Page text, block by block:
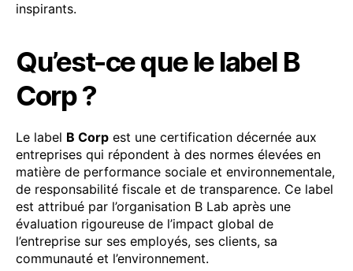
inspirants.
Qu’est-ce que le label B
Corp ?
Le label B Corp est une certification décernée aux
entreprises qui répondent à des normes élevées en
matière de performance sociale et environnementale,
de responsabilité fiscale et de transparence. Ce label
est attribué par l’organisation B Lab après une
évaluation rigoureuse de l’impact global de
l’entreprise sur ses employés, ses clients, sa
communauté et l’environnement.